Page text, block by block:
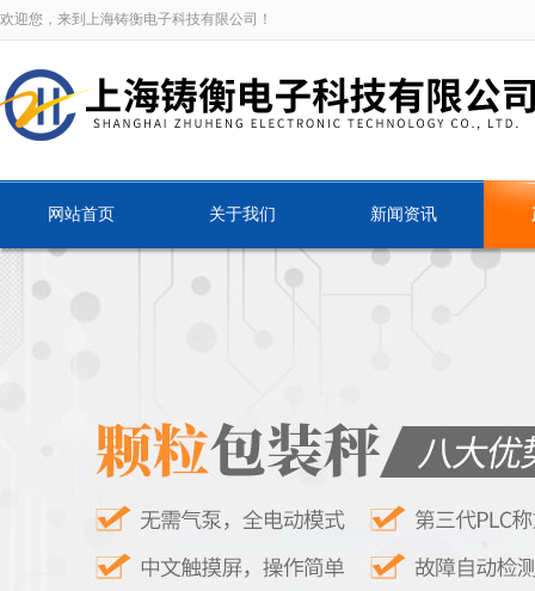
欢迎您，来到上海铸衡电子科技有限公司！
网站首页 关于我们 新闻资讯